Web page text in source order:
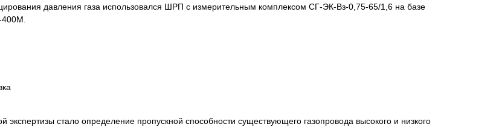
давления газа использовался ШРП с измерительным комплексом СГ-ЭК-Вз-0,75-65/1,6 на базе
400М.
стало определение пропускной способности существующего газопровода высокого и низкого